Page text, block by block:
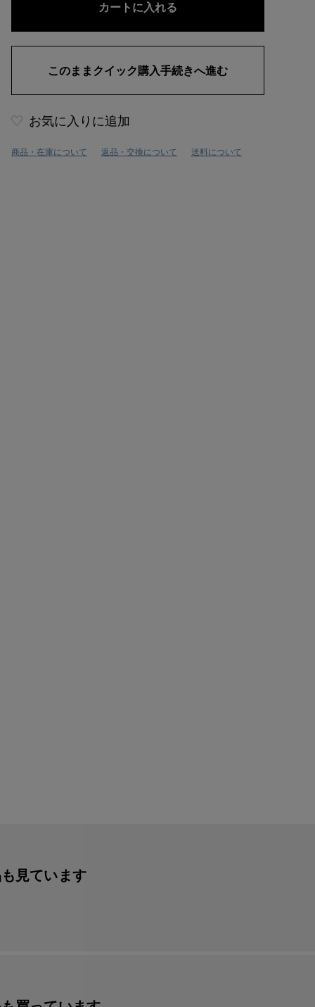
お気に入りに追加
商品・在庫について 返品・交換について 送料について
見ています